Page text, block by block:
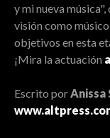
y mi nueva
visión como
objetivos en esta
¡Mira la actuación
Escrito por Anissa